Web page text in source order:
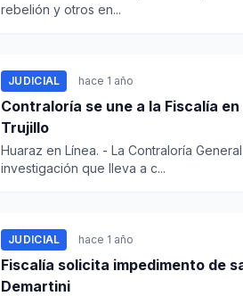
rebelión y otros en...
JUDICIAL hace 1 año
Contraloría se une a la Fiscalía
Trujillo
Huaraz en Línea. - La Contraloría
investigación que lleva a c...
JUDICIAL hace 1 año
Fiscalía solicita impedimento de
Demartini